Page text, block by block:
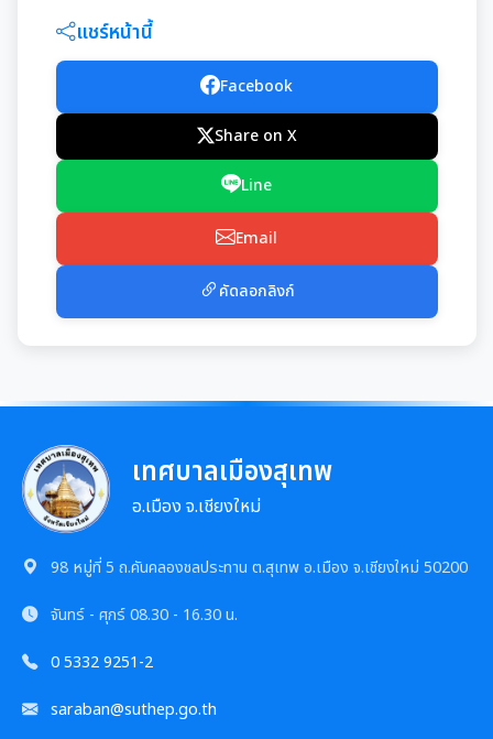
สวัสดิการพนักงานส่วนท้องถิ่น
ความรู้เกี่ยวกับการแต่งเครื่องแบบข้าราชการ
หลักเกณฑ์การลา
หลักเกณฑ์การคัดเลือกเข้ารับการอบรม
การเสริมสร้างและพัฒนาพนักงาน และข้าราชการท้อง
ถิ่น
คลินิกจริยธรรม
ซักซ้อมแนวทางปฏิบัติการใช้รถยนต์ของอปท.
E-SERVICE
นโยบายคุ้มครองข้อมูลส่วนบุคคล
แผนการใช้จ่ายงบประมาณประจำปี
รายงานการใช้จ่ายงบประมาณประจำปี รอบ 6 เดือน
รายงานผลการใช้จ่ายงบประมาณประจำปี
การจัดซื้อจัดจ้างหรือการจัดหาพัสดุ
แผนการจัดซื้อจัดจ้างหรือแผนการจัดหาพัสดุ
สรุปผลการจัดซื้อจัดจ้าง หรือการจัดหาพัสดุรายเดือน
รายงานผลการจัดซื้อจัดจ้าง หรือการจัดหาพัสดุประจำปี
รายการการจัดซื้อจัดจ้างหรือการจัดหาพัสดุ (งบลงทุน)
ความก้าวหน้าการจัดซื้อจัดจ้างหรือการจัดหาพัสดุ
การกำหนดอายุการใช้งานและอัตราค่าเสื่อมราคาสิน
การบริหารและพัฒนาทรัพยากรบุคคล
รายงานผลการบริหารและพัฒนาทรัพยากรบุคคล
ประจำปี
การขับเคลื่อนจริยธรรม
องค์กรสุขภาวะ (Happy Workplace)
รายงานผลการดำเนินการองค์กรสุขภาวะ
มติกทจ.เชียงใหม่
การป้องกันการทุจริต
แนวปฏิบัติการจัดการเรื่องร้องเรียนการทุจริตฯ
ข้อมูลสถิติเรื่องร้องเรียนการทุจริตและประพฤติมิชอบ
การเปิดโอกาสให้มีการส่วนร่วมในการดำเนินงานตาม
ภารกิจของหน่วยงาน
การประเมินความเสี่ยงการทุจริต
รายงานผลการดำเนินการตามแผนบริหารจัดการความ
การเสริมสร้างวัฒนธรรมองค์กร
การขับเคลื่อนนโยบาย No Gift Policy
หน้าที่
รายงานผลการดำเนินงานตามนโยบาย No Gift
Policy
หลักเกณฑ์การรับทรัพย์สินหรือประโยชน์อื่นใดโดย
ธรรมจรรยาของเจ้าพนักงานของรัฐ
การนำผลการประเมิน ITA ไปสู่การพัฒนาองค์กร
แผนปฏิบัติการป้องกันการทุจริต
แชร์หน้านี้
Facebook
Share on X
Line
Email
คัดลอกลิงก์
เทศบาลเมืองสุเทพ
อ.เมือง จ.เชียงใหม่
98 หมู่ที่ 5 ถ.คันคลองชลประทาน ต.สุเทพ อ.เมือง จ.เชียงใหม่ 50200
จันทร์ - ศุกร์08.30 - 16.30 น.
0 5332 9251-2
saraban@suthep.go.th